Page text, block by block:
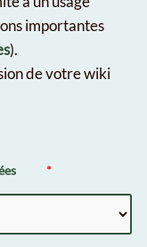
importantes
).
de votre wiki